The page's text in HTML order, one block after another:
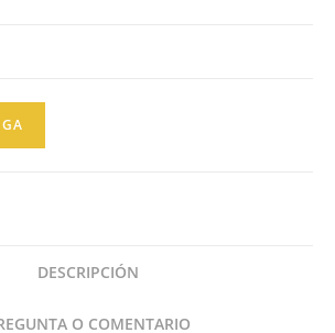
DESCRIPCIÓN
O COMENTARIO